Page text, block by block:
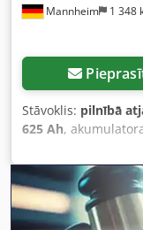
Mannheim 1 348
Stāvoklis: pilnībā
625 Ah,
mm, Pārbaudīta
5PZS 625AH – DIN
Aquamatik sistēma
un REMA 320